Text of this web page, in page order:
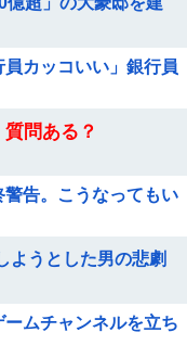
員カッコいい」銀行員
問ある？
告。こうなってもい
ようとした男の悲劇
ームチャンネルを立ち